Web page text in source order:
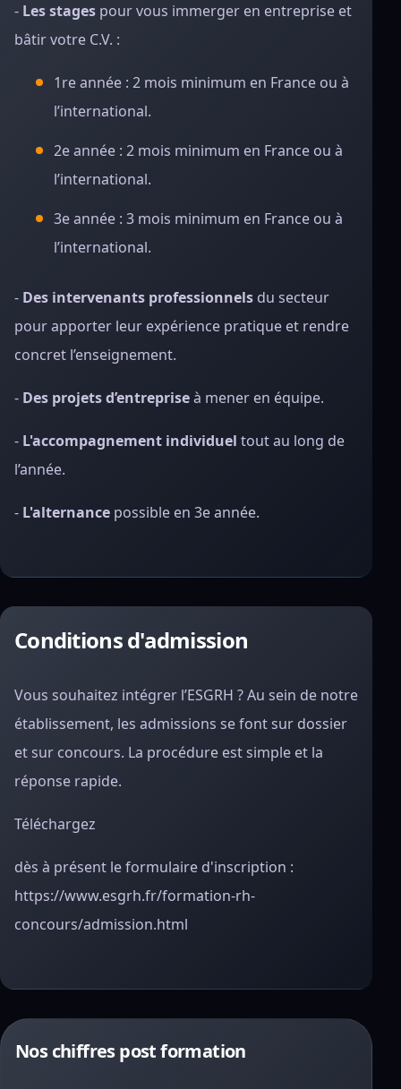
- Les stages pour vous immerger en entreprise et
bâtir votre C.V. :
1re année : 2 mois minimum en France ou à
l’international.
2e année : 2 mois minimum en France ou à
l’international.
3e année : 3 mois minimum en France ou à
l’international.
- Des intervenants professionnels du secteur
pour apporter leur expérience pratique et rendre
concret l’enseignement.
- Des projets d’entrepriseà mener en équipe.
- L'accompagnement individuel tout au long de
l’année.
- L'alternance possible en 3e année.
Conditions d'admission
Vous souhaitez intégrer l’ESGRH ? Au sein de notre
établissement, les admissions se font sur dossier
et sur concours. La procédure est simple et la
réponse rapide.
Téléchargez
dès à présent le formulaire d'inscription :
https://www.esgrh.fr/formation-rh-
concours/admission.html
Nos chiffres post formation